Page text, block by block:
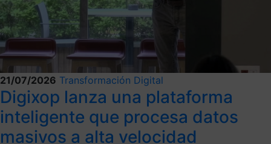
21/07/2026 Transformación Digital
Digixop lanza una plataforma
inteligente que procesa datos
masivos a alta velocidad